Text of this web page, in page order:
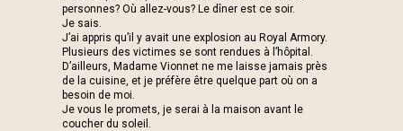
personnes? Où allez-vous? Le dîner est ce soir.
Je sais.
J’ai appris qu’il y avait une explosion au Royal Armory.
Plusieurs des victimes se sont rendues à l’hôpital.
D’ailleurs, Madame Vionnet ne me laisse jamais près
de la cuisine, et je préfère être quelque part où on a
besoin de moi.
Je vous le promets, je serai à la maison avant le
coucher du soleil.